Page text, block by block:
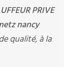
PRIVE
nancy
qualité, à la